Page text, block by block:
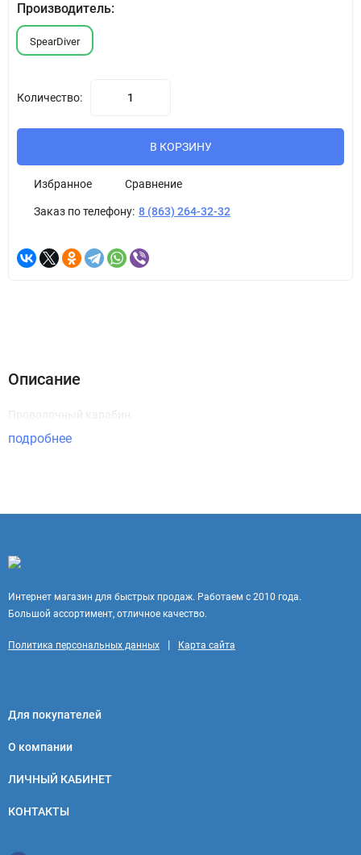
Производитель:
SpearDiver
Количество:
В КОРЗИНУ
Избранное Сравнение
Заказ по телефону: 8 (863) 264-32-32
Описание
Проволочный карабин.
подробнее
Интернет магазин для быстрых продаж. Работаем с 2010 года.
Большой ассортимент, отличное качество.
Политика персональных данных | Карта сайта
Для покупателей
О компании
ЛИЧНЫЙ КАБИНЕТ
КОНТАКТЫ